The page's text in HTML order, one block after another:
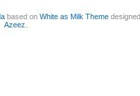
based onWhite as Milk Theme
Azeez